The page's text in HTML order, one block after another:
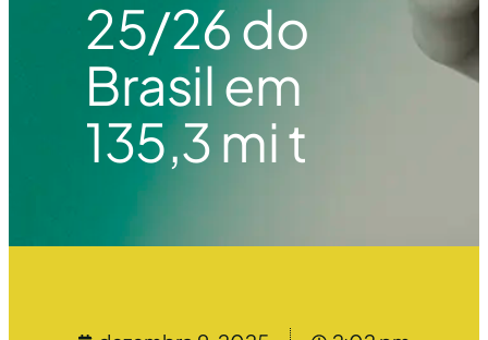
25/26 do
Brasil em
135,3 mi t